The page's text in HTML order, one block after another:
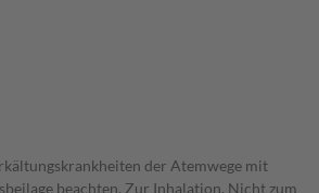
der Atemwege mit
beachten. Zur Inhalation. Nicht zum